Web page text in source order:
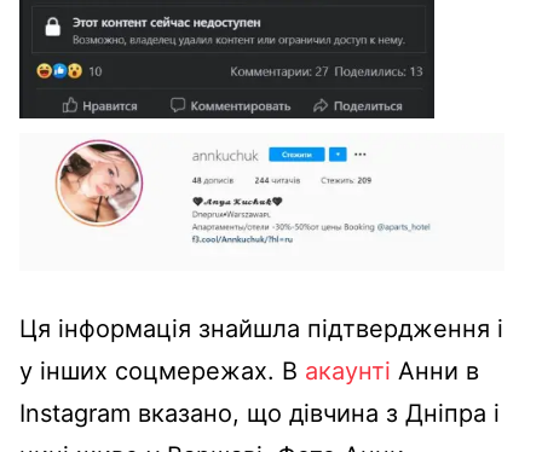
Ця інформація знайшла підтвердження і
у інших соцмережах. В акаунті Анни в
Instagram вказано, що дівчина з Дніпра і